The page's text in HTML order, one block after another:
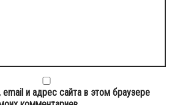
и адрес сайта в этом браузере